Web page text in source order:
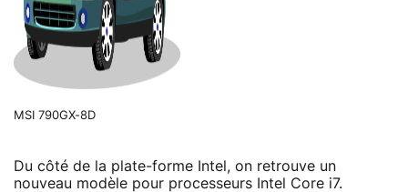
MSI 790GX-8D
Du côté de la plate-forme Intel, on retrouve un
nouveau modèle pour processeurs Intel Core i7.